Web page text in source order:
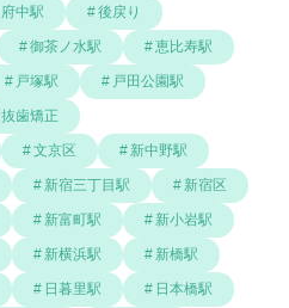
府中駅 後戻り
御茶ノ水駅 恵比寿駅
戸塚駅 戸田公園駅
抜歯矯正
文京区 新中野駅
新宿三丁目駅 新宿区
新富町駅 新小岩駅
新横浜駅 新橋駅
日暮里駅 日本橋駅